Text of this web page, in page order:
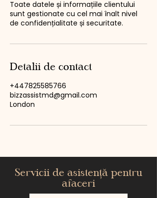
Toate datele și informațiile clientului
sunt gestionate cu cel mai înalt nivel
de confidențialitate și securitate.
Detalii de contact
+447825585766
bizzassistmd@gmail.com
London
Servicii de asistență pentru
afaceri